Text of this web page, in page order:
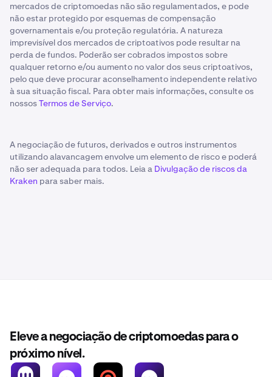
mercados de criptomoedas não são regulamentados, e pode
não estar protegido por esquemas de compensação
governamentais e/ou proteção regulatória. A natureza
imprevisível dos mercados de criptoativos pode resultar na
perda de fundos. Poderão ser cobrados impostos sobre
qualquer retorno e/ou aumento no valor dos seus criptoativos,
pelo que deve procurar aconselhamento independente relativo
à sua situação fiscal. Para obter mais informações, consulte os
nossosTermos de Serviço.
A negociação de futuros, derivados e outros instrumentos
utilizando alavancagem envolve um elemento de risco e poderá
não ser adequada para todos. Leia a Divulgação de riscos da
Kraken para saber mais.
Eleve a negociação de criptomoedas para o
próximo nível.